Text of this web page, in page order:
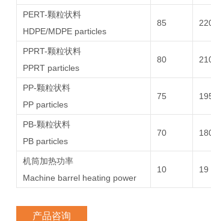
PERT-颗粒状料
HDPE/MDPE particles
85
PPRT-颗粒状料
PPRT particles
80
PP-颗粒状料
PP particles
75
PB-颗粒状料
PB particles
70
机筒加热功率
Machine barrel heating power
10 19
产品咨询